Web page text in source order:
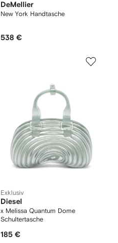
DeMellier
New York Handtasche
538 €
Exklusiv
Diesel
x Melissa Quantum Dome
Schultertasche
185 €